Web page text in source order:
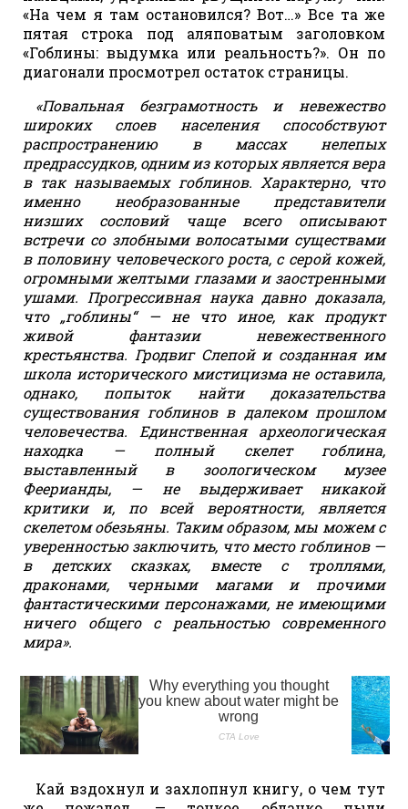
«На чем я там остановился? Вот…» Все та же
пятая строка под аляповатым заголовком
«Гоблины: выдумка или реальность?». Он по
диагонали просмотрел остаток страницы.
«Повальная безграмотность и невежество
широких слоев населения способствуют
распространению в массах нелепых
предрассудков, одним из которых является вера
в так называемых гоблинов. Характерно, что
именно необразованные представители
низших сословий чаще всего описывают
встречи со злобными волосатыми существами
в половину человеческого роста, с серой кожей,
огромными желтыми глазами и заостренными
ушами. Прогрессивная наука давно доказала,
что „гоблины“ — не что иное, как продукт
живой фантазии невежественного
крестьянства. Гродвиг Слепой и созданная им
школа исторического мистицизма не оставила,
однако, попыток найти доказательства
существования гоблинов в далеком прошлом
человечества. Единственная археологическая
находка — полный скелет гоблина,
выставленный в зоологическом музее
Феерианды, — не выдерживает никакой
критики и, по всей вероятности, является
скелетом обезьяны. Таким образом, мы можем с
уверенностью заключить, что место гоблинов —
в детских сказках, вместе с троллями,
драконами, черными магами и прочими
фантастическими персонажами, не имеющими
ничего общего с реальностью современного
мира».
Кай вздохнул и захлопнул книгу, о чем тут